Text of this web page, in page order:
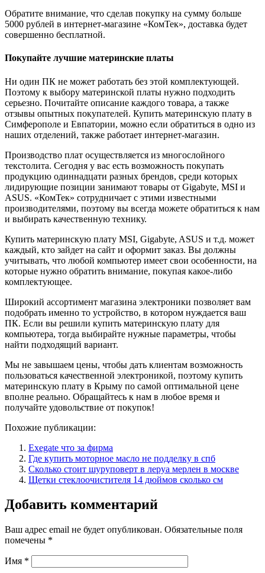
Обратите внимание, что сделав покупку на сумму больше
5000 рублей в интернет-магазине «КомТек», доставка будет
совершенно бесплатной.
Покупайте лучшие материнские платы
Ни один ПК не может работать без этой комплектующей.
Поэтому к выбору материнской платы нужно подходить
серьезно. Почитайте описание каждого товара, а также
отзывы опытных покупателей. Купить материнскую плату в
Симферополе и Евпатории, можно если обратиться в одно из
наших отделений, также работает интернет-магазин.
Производство плат осуществляется из многослойного
текстолита. Сегодня у вас есть возможность покупать
продукцию одиннадцати разных брендов, среди которых
лидирующие позиции занимают товары от Gigabyte, MSI и
ASUS. «КомТек» сотрудничает с этими известными
производителями, поэтому вы всегда можете обратиться к нам
и выбирать качественную технику.
Купить материнскую плату MSI, Gigabyte, ASUS и т.д. может
каждый, кто зайдет на сайт и оформит заказ. Вы должны
учитывать, что любой компьютер имеет свои особенности, на
которые нужно обратить внимание, покупая какое-либо
комплектующее.
Широкий ассортимент магазина электроники позволяет вам
подобрать именно то устройство, в котором нуждается ваш
ПК. Если вы решили купить материнскую плату для
компьютера, тогда выбирайте нужные параметры, чтобы
найти подходящий вариант.
Мы не завышаем цены, чтобы дать клиентам возможность
пользоваться качественной электроникой, поэтому купить
материнскую плату в Крыму по самой оптимальной цене
вполне реально. Обращайтесь к нам в любое время и
получайте удовольствие от покупок!
Похожие публикации:
Exegate что за фирма
Где купить моторное масло не подделку в спб
Сколько стоит шуруповерт в леруа мерлен в москве
Щетки стеклоочистителя 14 дюймов сколько см
Добавить комментарий
Ваш адрес email не будет опубликован. Обязательные поля
помечены *
Имя *